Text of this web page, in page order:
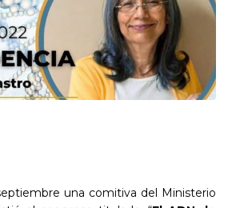
una comitiva del Ministerio